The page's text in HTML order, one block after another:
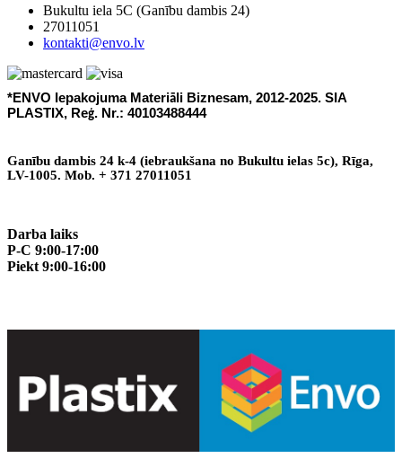
Bukultu iela 5C (Ganību dambis 24)
27011051
kontakti@envo.lv
*ENVO Iepakojuma Materiā li Biznesam, 2012-2025. SIA
PLASTIX, Reģ. Nr.: 40103488444
Ganību dambis 24 k-4 (iebraukšana no Bukultu ielas 5c), Rīga,
LV-1005. Mob. + 371 27011051
Darba laiks
P-C 9:00-17:00
Piekt 9:00-16:00